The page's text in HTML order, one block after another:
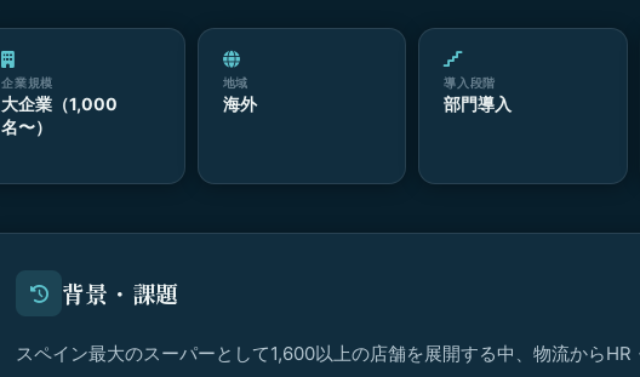
企業規模
大企業（1,000
名〜）
地域
海外
導入段階
部門導入
背景・課題
スペイン最大のスーパーとして1,600以上の店舗を展開する中、物流からHR